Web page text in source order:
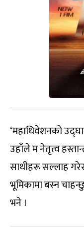
‘महाधिवेशनको
उहाँले म नेतृत्व
साथीहरू सल्लाह
भूमिकामा बस्न
भने ।